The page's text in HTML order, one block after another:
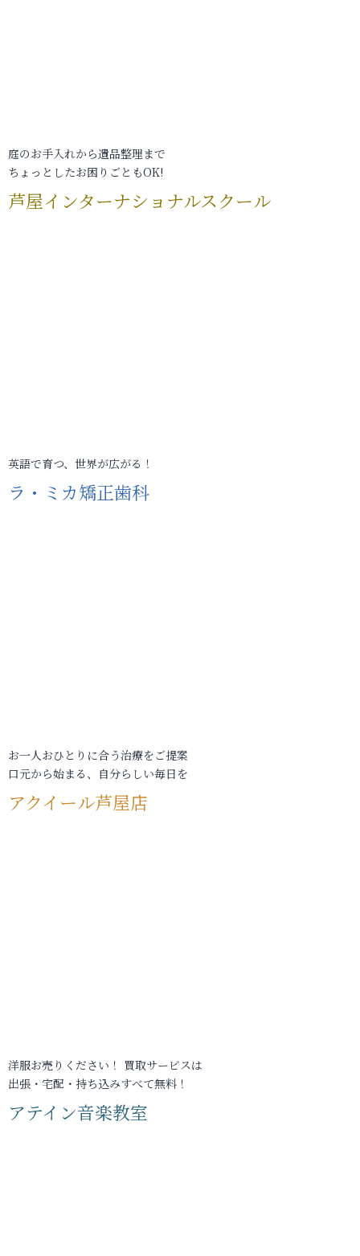
庭のお手入れから遺品整理まで
ちょっとしたお困りごともOK!
芦屋インターナショナルスクール
英語で育つ、世界が広がる！
ラ・ミカ矯正歯科
お一人おひとりに合う治療をご提案
口元から始まる、自分らしい毎日を
アクイール芦屋店
洋服お売りください！ 買取サービスは
出張・宅配・持ち込みすべて無料！
アテイン音楽教室